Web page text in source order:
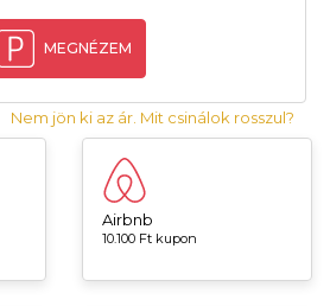
MEGNÉZEM
Nem jön ki az ár. Mit csinálok rosszul?
Airbnb
10.100 Ft kupon